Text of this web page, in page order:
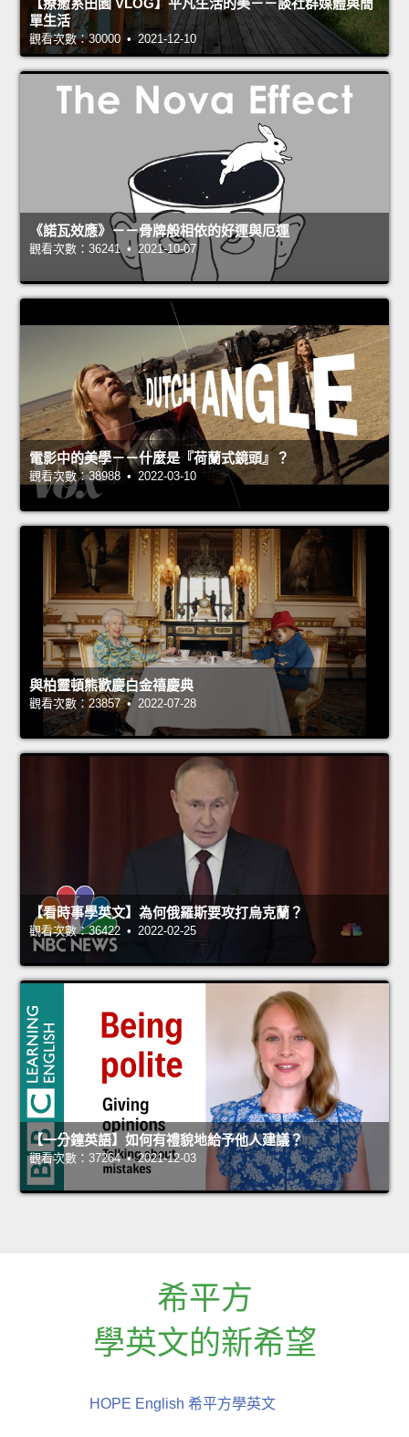
【療癒系田園 VLOG】平凡生活的美－－談社群媒體與簡
單生活
觀看次數：30000 • 2021-12-10
《諾瓦效應》－－骨牌般相依的好運與厄運
觀看次數：36241 • 2021-10-07
電影中的美學－－什麼是『荷蘭式鏡頭』？
觀看次數：38988 • 2022-03-10
與柏靈頓熊歡慶白金禧慶典
觀看次數：23857 • 2022-07-28
【看時事學英文】為何俄羅斯要攻打烏克蘭？
觀看次數：36422 • 2022-02-25
【一分鐘英語】如何有禮貌地給予他人建議？
觀看次數：37264 • 2021-12-03
希平方
學英文的新希望
HOPE English 希平方學英文